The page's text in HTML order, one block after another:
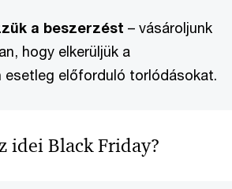
a beszerzést – vásároljunk
hogy elkerüljük a
esetleg előforduló torlódásokat.
idei Black Friday?